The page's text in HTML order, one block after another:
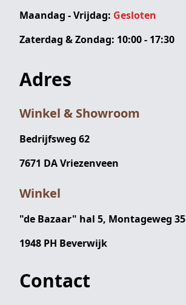
Maandag - Vrijdag: Gesloten
Zaterdag & Zondag: 10:00 - 17:30
Adres
Winkel & Showroom
Bedrijfsweg 62
7671 DA Vriezenveen
Winkel
"de Bazaar" hal 5, Montageweg 35
1948 PH Beverwijk
Contact